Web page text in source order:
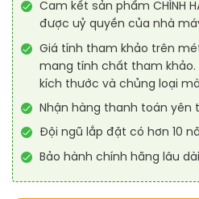
Cam kết sản phẩm CHÍNH
được uỷ quyền của nhà
Giá tính tham khảo trên
mang tính chất tham khảo.
kích thước và chủng loại
Nhận hàng thanh toán yên
Đội ngũ lắp đặt có hơn 10
Bảo hành chính hãng lâu dài